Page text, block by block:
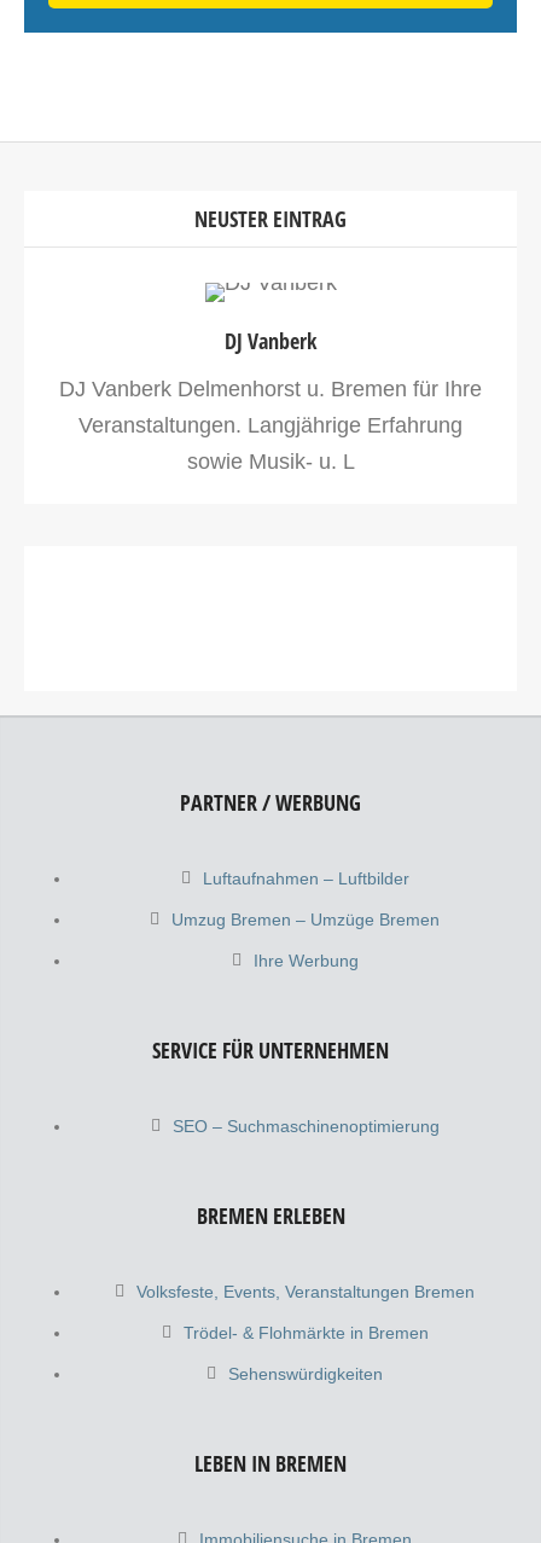
NEUSTER EINTRAG
DJ Vanberk
DJ Vanberk Delmenhorst u. Bremen für Ihre
Veranstaltungen. Langjährige Erfahrung
sowie Musik- u. L
PARTNER / WERBUNG
Luftaufnahmen – Luftbilder
Umzug Bremen – Umzüge Bremen
Ihre Werbung
SERVICE FÜR UNTERNEHMEN
SEO – Suchmaschinenoptimierung
BREMEN ERLEBEN
Volksfeste, Events, Veranstaltungen Bremen
Trödel- & Flohmärkte in Bremen
Sehenswürdigkeiten
LEBEN IN BREMEN